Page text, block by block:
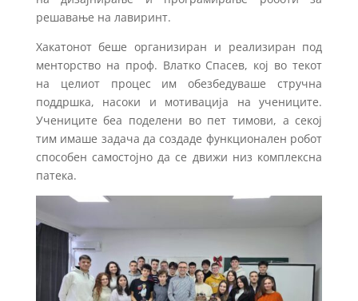
решавање на лавиринт.
Хакатонот беше организиран и реализиран под
менторство на проф. Влатко Спасев, кој во текот
на целиот процес им обезбедуваше стручна
поддршка, насоки и мотивација на учениците.
Учениците беа поделени во пет тимови, а секој
тим имаше задача да создаде функционален робот
способен самостојно да се движи низ комплексна
патека.